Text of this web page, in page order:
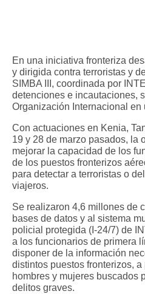
En una iniciativa fronteriza
y dirigida contra terroristas y
SIMBA III, coordinada por
detenciones e incautaciones,
Organización Internacional en
Con actuaciones en Kenia,
19 y 28 de marzo pasados, la
mejorar la capacidad de los
de los puestos fronterizos
para detectar a terroristas o
viajeros.
Se realizaron 4,6 millones de
bases de datos y al sistema
policial protegida (I-24/7) de
a los funcionarios de primera
disponer de la información
distintos puestos fronterizos,
hombres y mujeres buscados
delitos graves.